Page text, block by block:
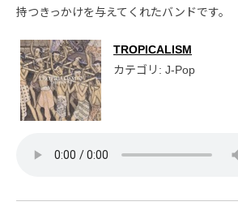
持つきっかけを与えてくれたバンドです。
TROPICALISM
カテゴリ: J-Pop